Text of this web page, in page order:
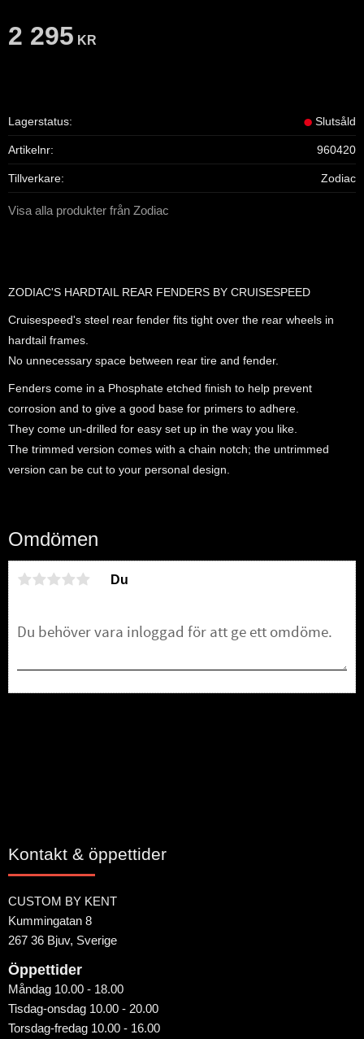
2 295 KR
Lagerstatus Slutsåld
Artikelnr 960420
Tillverkare Zodiac
Visa alla produkter från Zodiac
ZODIAC'S HARDTAIL REAR FENDERS BY CRUISESPEED
Cruisespeed's steel rear fender fits tight over the rear wheels in
hardtail frames.
No unnecessary space between rear tire and fender.
Fenders come in a Phosphate etched finish to help prevent
corrosion and to give a good base for primers to adhere.
They come un-drilled for easy set up in the way you like.
The trimmed version comes with a chain notch; the untrimmed
version can be cut to your personal design.
Omdömen
Du
Kontakt & öppettider
CUSTOM BY KENT
Kummingatan 8
267 36 Bjuv, Sverige
Öppettider
Måndag 10.00 - 18.00
Tisdag-onsdag 10.00 - 20.00
Torsdag-fredag 10.00 - 16.00